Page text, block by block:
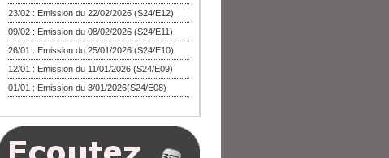
23/02 : Emission du 22/02/2026 (S24/E12)
09/02 : Emission du 08/02/2026 (S24/E11)
26/01 : Emission du 25/01/2026 (S24/E10)
12/01 : Emission du 11/01/2026 (S24/E09)
01/01 : Emission du 3/01/2026(S24/E08)